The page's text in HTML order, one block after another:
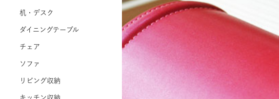
机・デスク
ダイニングテーブル
チェア
ソファ
リビング収納
キッチン収納